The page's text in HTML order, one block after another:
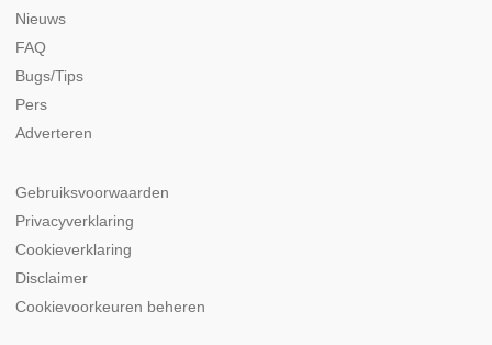
Nieuws
FAQ
Bugs/Tips
Pers
Adverteren
Gebruiksvoorwaarden
Privacyverklaring
Cookieverklaring
Disclaimer
Cookievoorkeuren beheren